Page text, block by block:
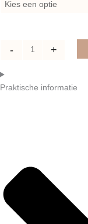
-
stof
+
Praktische informatie